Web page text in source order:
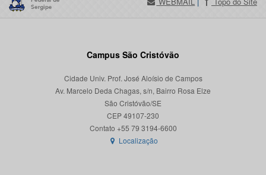
Campus São Cristóvão
Cidade Univ. Prof. José Aloísio de Campos
Av. Marcelo Deda Chagas, s/n, Bairro Rosa Elze
São Cristóvão/SE
CEP 49107-230
Localização